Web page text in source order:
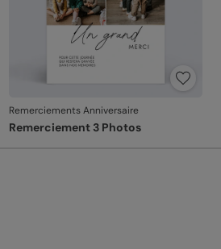
Remerciements Anniversaire
Remerciement 3 Photos